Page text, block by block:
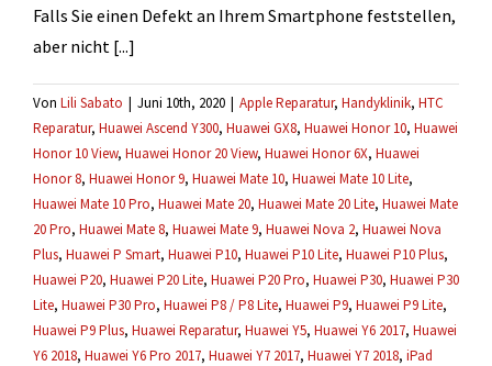
Falls Sie einen Defekt an Ihrem Smartphone feststellen,
aber nicht [...]
Von Lili Sabato | Juni 10th, 2020 | Apple Reparatur, Handyklinik, HTC
Reparatur, Huawei Ascend Y300, Huawei GX8, Huawei Honor 10, Huawei
Honor 10 View, Huawei Honor 20 View, Huawei Honor 6X, Huawei
Honor 8, Huawei Honor 9, Huawei Mate 10, Huawei Mate 10 Lite,
Huawei Mate 10 Pro, Huawei Mate 20, Huawei Mate 20 Lite, Huawei Mate
20 Pro, Huawei Mate 8, Huawei Mate 9, Huawei Nova 2, Huawei Nova
Plus, Huawei P Smart, Huawei P10, Huawei P10 Lite, Huawei P10 Plus,
Huawei P20, Huawei P20 Lite, Huawei P20 Pro, Huawei P30, Huawei P30
Lite, Huawei P30 Pro, Huawei P8 / P8 Lite, Huawei P9, Huawei P9 Lite,
Huawei P9 Plus, Huawei Reparatur, Huawei Y5, Huawei Y6 2017, Huawei
Y6 2018, Huawei Y6 Pro 2017, Huawei Y7 2017, Huawei Y7 2018, iPad